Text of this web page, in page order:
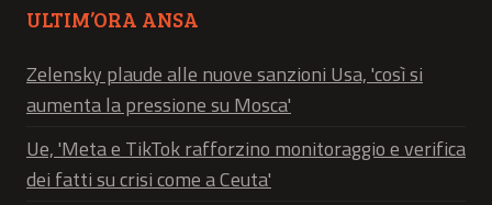
ULTIM’ORA ANSA
Zelensky plaude alle nuove sanzioni Usa, 'così si
aumenta la pressione su Mosca'
Ue, 'Meta e TikTok rafforzino monitoraggio e verifica
dei fatti su crisi come a Ceuta'